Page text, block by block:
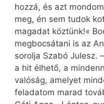
hozzá, és azt
meg, én sem tudok
magadat köztünk!«
megbocsátani is az
sorolja Szabó Julesz.
a hit élhető, a
valóság, amelyet
feladatom marad